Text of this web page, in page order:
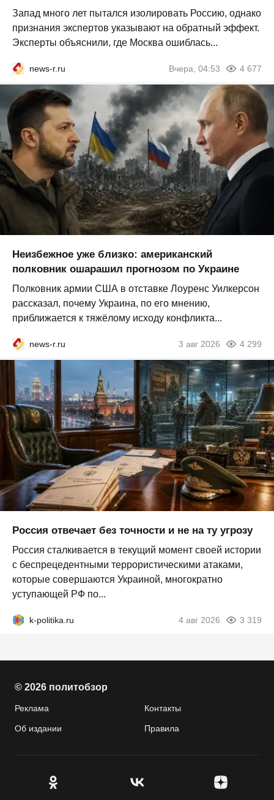
Запад много лет пытался изолировать Россию, однако
признания экспертов указывают на обратный эффект.
Эксперты объяснили, где Москва ошиблась...
news-r.ru Вчера, 04:53 4 677
Неизбежное уже близко: американский
полковник ошарашил прогнозом по Украине
Полковник армии США в отставке Лоуренс Уилкерсон
рассказал, почему Украина, по его мнению,
приближается к тяжёлому исходу конфликта...
news-r.ru 3 авг 2026 4 299
Россия отвечает без точности и не на ту угрозу
Россия сталкивается в текущий момент своей истории
с беспрецедентными террористическими атаками,
которые совершаются Украиной, многократно
уступающей РФ по...
k-politika.ru 4 авг 2026 3 319
© 2026 политобзор
Реклама Контакты
Об издании Правила